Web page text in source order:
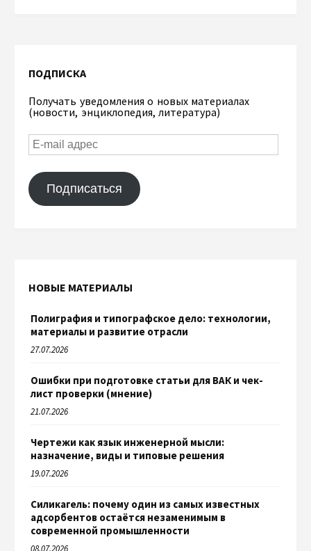
ПОДПИСКА
Получать уведомления о новых материалах
(новости, энциклопедия, литература)
Подписаться
НОВЫЕ МАТЕРИАЛЫ
Полиграфия и типографское дело: технологии,
материалы и развитие отрасли
27.07.2026
Ошибки при подготовке статьи для ВАК и чек-
лист проверки (мнение)
21.07.2026
Чертежи как язык инженерной мысли:
назначение, виды и типовые решения
19.07.2026
Силикагель: почему один из самых известных
адсорбентов остаётся незаменимым в
современной промышленности
08.07.2026